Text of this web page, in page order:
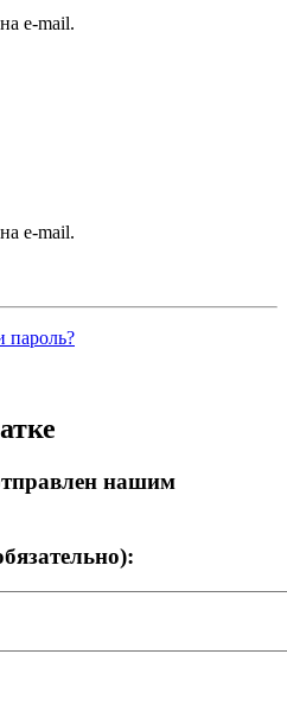
e-mail.
e-mail.
пароль?
нашим